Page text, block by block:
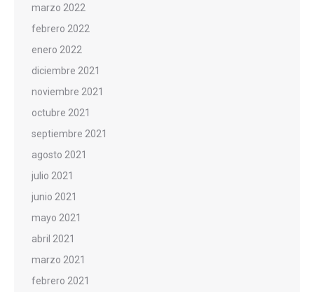
marzo 2022
febrero 2022
enero 2022
diciembre 2021
noviembre 2021
octubre 2021
septiembre 2021
agosto 2021
julio 2021
junio 2021
mayo 2021
abril 2021
marzo 2021
febrero 2021